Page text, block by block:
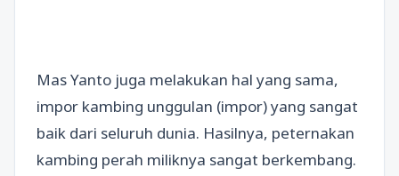
Mas Yanto juga melakukan hal yang sama,
impor kambing unggulan (impor) yang sangat
baik dari seluruh dunia. Hasilnya, peternakan
kambing perah miliknya sangat berkembang.